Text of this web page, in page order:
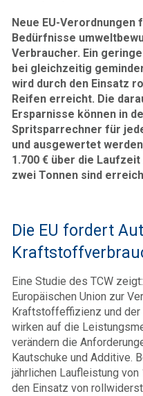
Neue EU-Verordnungen
Bedürfnisse
Verbraucher. Ein
bei gleichzeitig
wird durch den Einsatz
Reifen erreicht. Die
Ersparnisse können in
Spritsparrechner für
und ausgewertet
1.700 € über die
zwei Tonnen sind
Die EU fordert
Eine Studie des TCW
Europäischen Union zur
Kraftstoffeffizienz und der
wirken auf die
verändern die
Kautschuke und Additive.
jährlichen Laufleistung
den Einsatz von